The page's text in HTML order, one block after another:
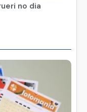
no dia